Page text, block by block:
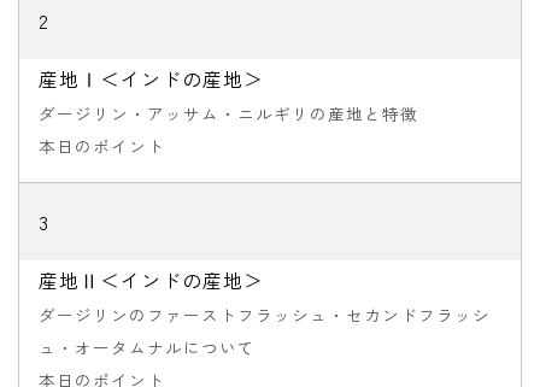
2
産地Ⅰ＜インドの産地＞
ダージリン・アッサム・ニルギリの産地と特徴
本日のポイント
3
産地Ⅱ＜インドの産地＞
ダージリンのファーストフラッシュ・セカンドフラッシ
ュ・オータムナルについて
本日のポイント